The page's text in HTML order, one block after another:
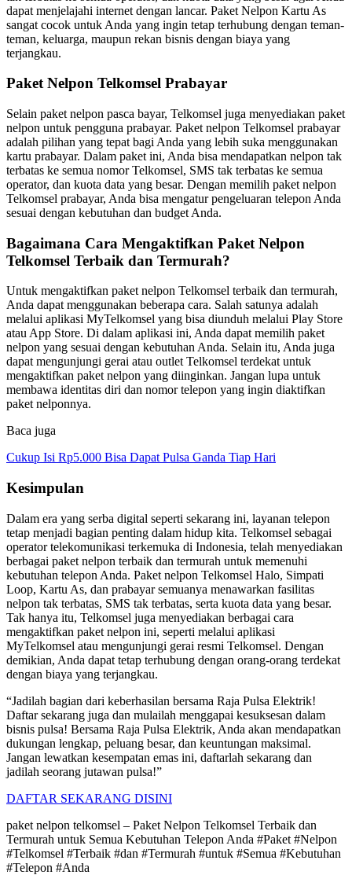
dapat menjelajahi internet dengan lancar. Paket Nelpon Kartu As
sangat cocok untuk Anda yang ingin tetap terhubung dengan teman-
teman, keluarga, maupun rekan bisnis dengan biaya yang
terjangkau.
Paket Nelpon Telkomsel Prabayar
Selain paket nelpon pasca bayar, Telkomsel juga menyediakan paket
nelpon untuk pengguna prabayar. Paket nelpon Telkomsel prabayar
adalah pilihan yang tepat bagi Anda yang lebih suka menggunakan
kartu prabayar. Dalam paket ini, Anda bisa mendapatkan nelpon tak
terbatas ke semua nomor Telkomsel, SMS tak terbatas ke semua
operator, dan kuota data yang besar. Dengan memilih paket nelpon
Telkomsel prabayar, Anda bisa mengatur pengeluaran telepon Anda
sesuai dengan kebutuhan dan budget Anda.
Bagaimana Cara Mengaktifkan Paket Nelpon
Telkomsel Terbaik dan Termurah?
Untuk mengaktifkan paket nelpon Telkomsel terbaik dan termurah,
Anda dapat menggunakan beberapa cara. Salah satunya adalah
melalui aplikasi MyTelkomsel yang bisa diunduh melalui Play Store
atau App Store. Di dalam aplikasi ini, Anda dapat memilih paket
nelpon yang sesuai dengan kebutuhan Anda. Selain itu, Anda juga
dapat mengunjungi gerai atau outlet Telkomsel terdekat untuk
mengaktifkan paket nelpon yang diinginkan. Jangan lupa untuk
membawa identitas diri dan nomor telepon yang ingin diaktifkan
paket nelponnya.
Baca juga
Cukup Isi Rp5.000 Bisa Dapat Pulsa Ganda Tiap Hari
Kesimpulan
Dalam era yang serba digital seperti sekarang ini, layanan telepon
tetap menjadi bagian penting dalam hidup kita. Telkomsel sebagai
operator telekomunikasi terkemuka di Indonesia, telah menyediakan
berbagai paket nelpon terbaik dan termurah untuk memenuhi
kebutuhan telepon Anda. Paket nelpon Telkomsel Halo, Simpati
Loop, Kartu As, dan prabayar semuanya menawarkan fasilitas
nelpon tak terbatas, SMS tak terbatas, serta kuota data yang besar.
Tak hanya itu, Telkomsel juga menyediakan berbagai cara
mengaktifkan paket nelpon ini, seperti melalui aplikasi
MyTelkomsel atau mengunjungi gerai resmi Telkomsel. Dengan
demikian, Anda dapat tetap terhubung dengan orang-orang terdekat
dengan biaya yang terjangkau.
“Jadilah bagian dari keberhasilan bersama Raja Pulsa Elektrik!
Daftar sekarang juga dan mulailah menggapai kesuksesan dalam
bisnis pulsa! Bersama Raja Pulsa Elektrik, Anda akan mendapatkan
dukungan lengkap, peluang besar, dan keuntungan maksimal.
Jangan lewatkan kesempatan emas ini, daftarlah sekarang dan
jadilah seorang jutawan pulsa!”
DAFTAR SEKARANG DISINI
paket nelpon telkomsel – Paket Nelpon Telkomsel Terbaik dan
Termurah untuk Semua Kebutuhan Telepon Anda #Paket #Nelpon
#Telkomsel #Terbaik #dan #Termurah #untuk #Semua #Kebutuhan
#Telepon #Anda